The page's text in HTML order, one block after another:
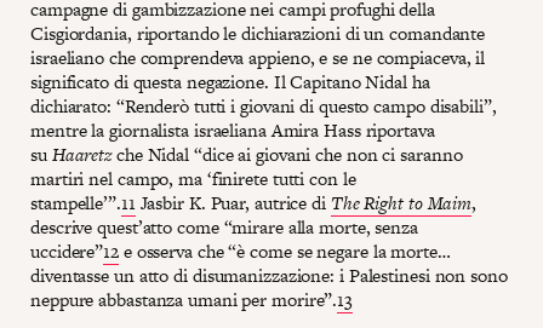
campagne di gambizzazione nei campi profughi della
Cisgiordania, riportando le dichiarazioni di un comandante
israeliano che comprendeva appieno, e se ne compiaceva, il
significato di questa negazione. Il Capitano Nidal ha
dichiarato: “Renderò tutti i giovani di questo campo disabili”,
mentre la giornalista israeliana Amira Hass riportava
suHaaretzche Nidal “dice ai giovani che non ci saranno
martiri nel campo, ma ‘finirete tutti con le
stampelle’”.11 Jasbir K. Puar, autrice di The Right to Maim,
descrive quest’atto come “mirare alla morte, senza
uccidere”12e osserva che “è come se negare la morte…
diventasse un atto di disumanizzazione: i Palestinesi non sono
neppure abbastanza umani per morire”.13